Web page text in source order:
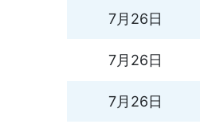
7月26日
7月26日
7月26日